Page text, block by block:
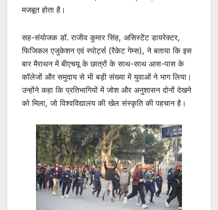
मजबूत होता है।
सह-संयोजक डॉ. राजीव कुमार सिंह, असिस्टेंट डायरेक्टर,
फिजिकल एजुकेशन एवं स्पोर्ट्स (रैकेट गेम्स), ने बताया कि इस
बार मैराथन में बीएचयू के छात्रों के साथ-साथ आस-पास के
कॉलेजों और समुदाय से भी बड़ी संख्या में युवाओं ने भाग लिया।
उन्होंने कहा कि प्रतिभागियों में जोश और अनुशासन दोनों देखने
को मिला, जो विश्वविद्यालय की खेल संस्कृति की पहचान है।